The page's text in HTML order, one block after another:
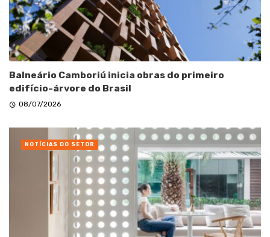
Balneário Camboriú inicia obras do primeiro
edifício-árvore do Brasil
08/07/2026
NOTÍCIAS DO SETOR